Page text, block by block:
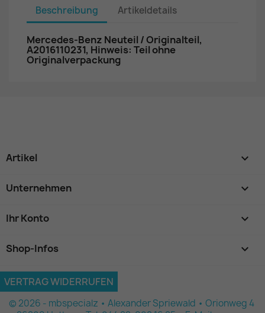
Beschreibung Artikeldetails
Mercedes-Benz Neuteil / Originalteil,
A2016110231, Hinweis: Teil ohne
Originalverpackung
Artikel 
Unternehmen 
Ihr Konto 
Shop-Infos keyboard_arrow_down
VERTRAG WIDERRUFEN
© 2026 - mbspecialz • Alexander Spriewald • Orionweg 4